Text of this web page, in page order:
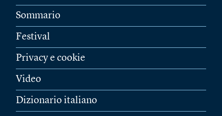
Sommario
Festival
Privacy e cookie
Video
Dizionario italiano